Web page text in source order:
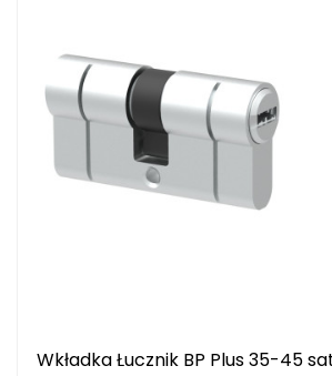
Wkładka Łucznik BP Plus 35-45